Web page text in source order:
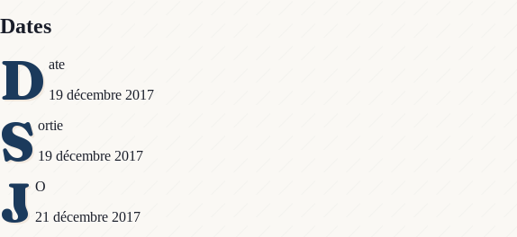
Dates
D ate
19 décembre 2017
S ortie
19 décembre 2017
J O
21 décembre 2017